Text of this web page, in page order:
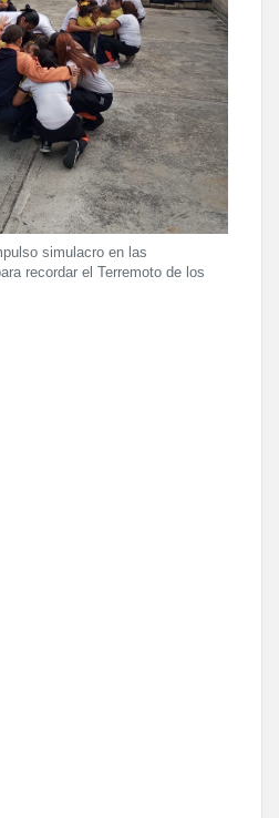
simulacro en las
recordar el Terremoto de los